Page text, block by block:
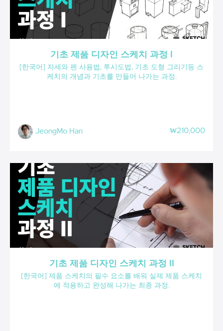
기초 제품 디자인 스케치 과정 I
[한국어] 자세와 펜 사용법, 투시도법, 기초 도형 그리기등 스
케치의 개념과 기초를 만들어 나가는 과정.
JeongMo Han ₩210,000
기초 제품 디자인 스케치 과정 II
[한국어] 제품 스케치의 필수 요소를 배워 실제 제품 스케치
에 적용하고 완성해 나가는 최종 과정.